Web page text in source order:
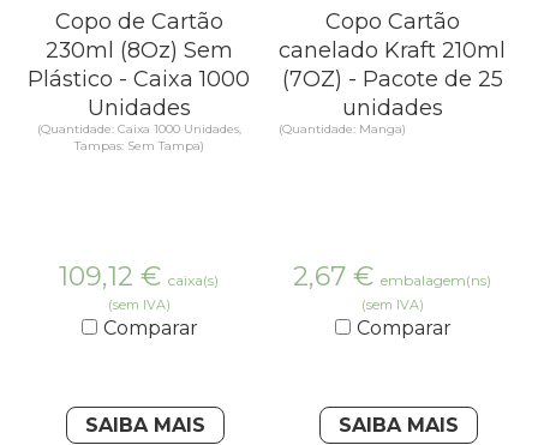
Copo de Cartão
230ml (8Oz) Sem
Plástico - Caixa 1000
Unidades
(Quantidade: Caixa 1000 Unidades,
Tampas: Sem Tampa)
109,12 € caixa(s)
(sem IVA)
Comparar
SAIBA MAIS
Copo Cartão
canelado Kraft 210ml
(7OZ) - Pacote de 25
unidades
(Quantidade: Manga)
2,67 € embalagem(ns)
(sem IVA)
Comparar
SAIBA MAIS